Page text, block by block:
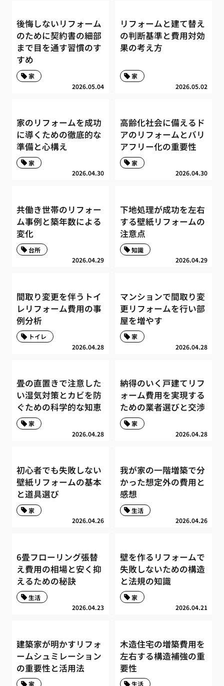
後悔しないリフォーム
のために契約書の細部
まで目を通す習慣のす
すめ
2026.05.04
家
リフォームと建て替え
の判断基準と費用対効
果の考え方
2026.05.02
家
家のリフォームを成功
に導くための徹底的な
準備と心構え
2026.04.30
家
高齢化社会に備えるド
アのリフォームとバリ
アフリー化の重要性
2026.04.30
家
共働き世帯のリフォー
ム事例と築年数による
変化
2026.04.29
台所
下地処理が成功を左右
する壁紙リフォームの
注意点
2026.04.29
知識
間取り変更を伴うトイ
レリフォーム費用の事
例分析
2026.04.28
トイレ
マンションで間取り変
更リフォームを行い部
屋を増やす
2026.04.28
家
畳の直置きで注意した
い湿気対策とカビを防
ぐための科学的な知恵
2026.04.28
家
納得のいく戸建てリフ
ォーム費用を実現する
ための業者選びと交渉
2026.04.28
家
初心者でも失敗しない
壁紙リフォームの基本
と道具選び
2026.04.26
家
我が家の一階増築で分
かった想定外の費用と
感想
2026.04.26
生活
6畳フローリング張替
え費用の相場と安く抑
えるための秘訣
2026.04.23
生活
壁を作るリフォームで
失敗しないための構造
と法規の知識
2026.04.21
家
建築家が明かすリフォ
ームシュミレーション
の重要性と活用法
家
木造住宅の増築費用を
左右する構造補強の重
要性
生活